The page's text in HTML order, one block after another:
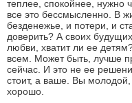
теплее, спокойнее, нужно
все это бессмысленно. В
безденежье, и потери, и
доверить? А своих
любви, хватит ли ее
всем. Может быть, лучше
сейчас. И это не ее
стоит, а ваше. Вы
хорошо.